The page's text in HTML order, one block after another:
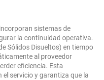
sistemas de
la continuidad operativa.
Sólidos Disueltos) en tiempo
al proveedor
eficiencia. Esta
servicio y garantiza que la